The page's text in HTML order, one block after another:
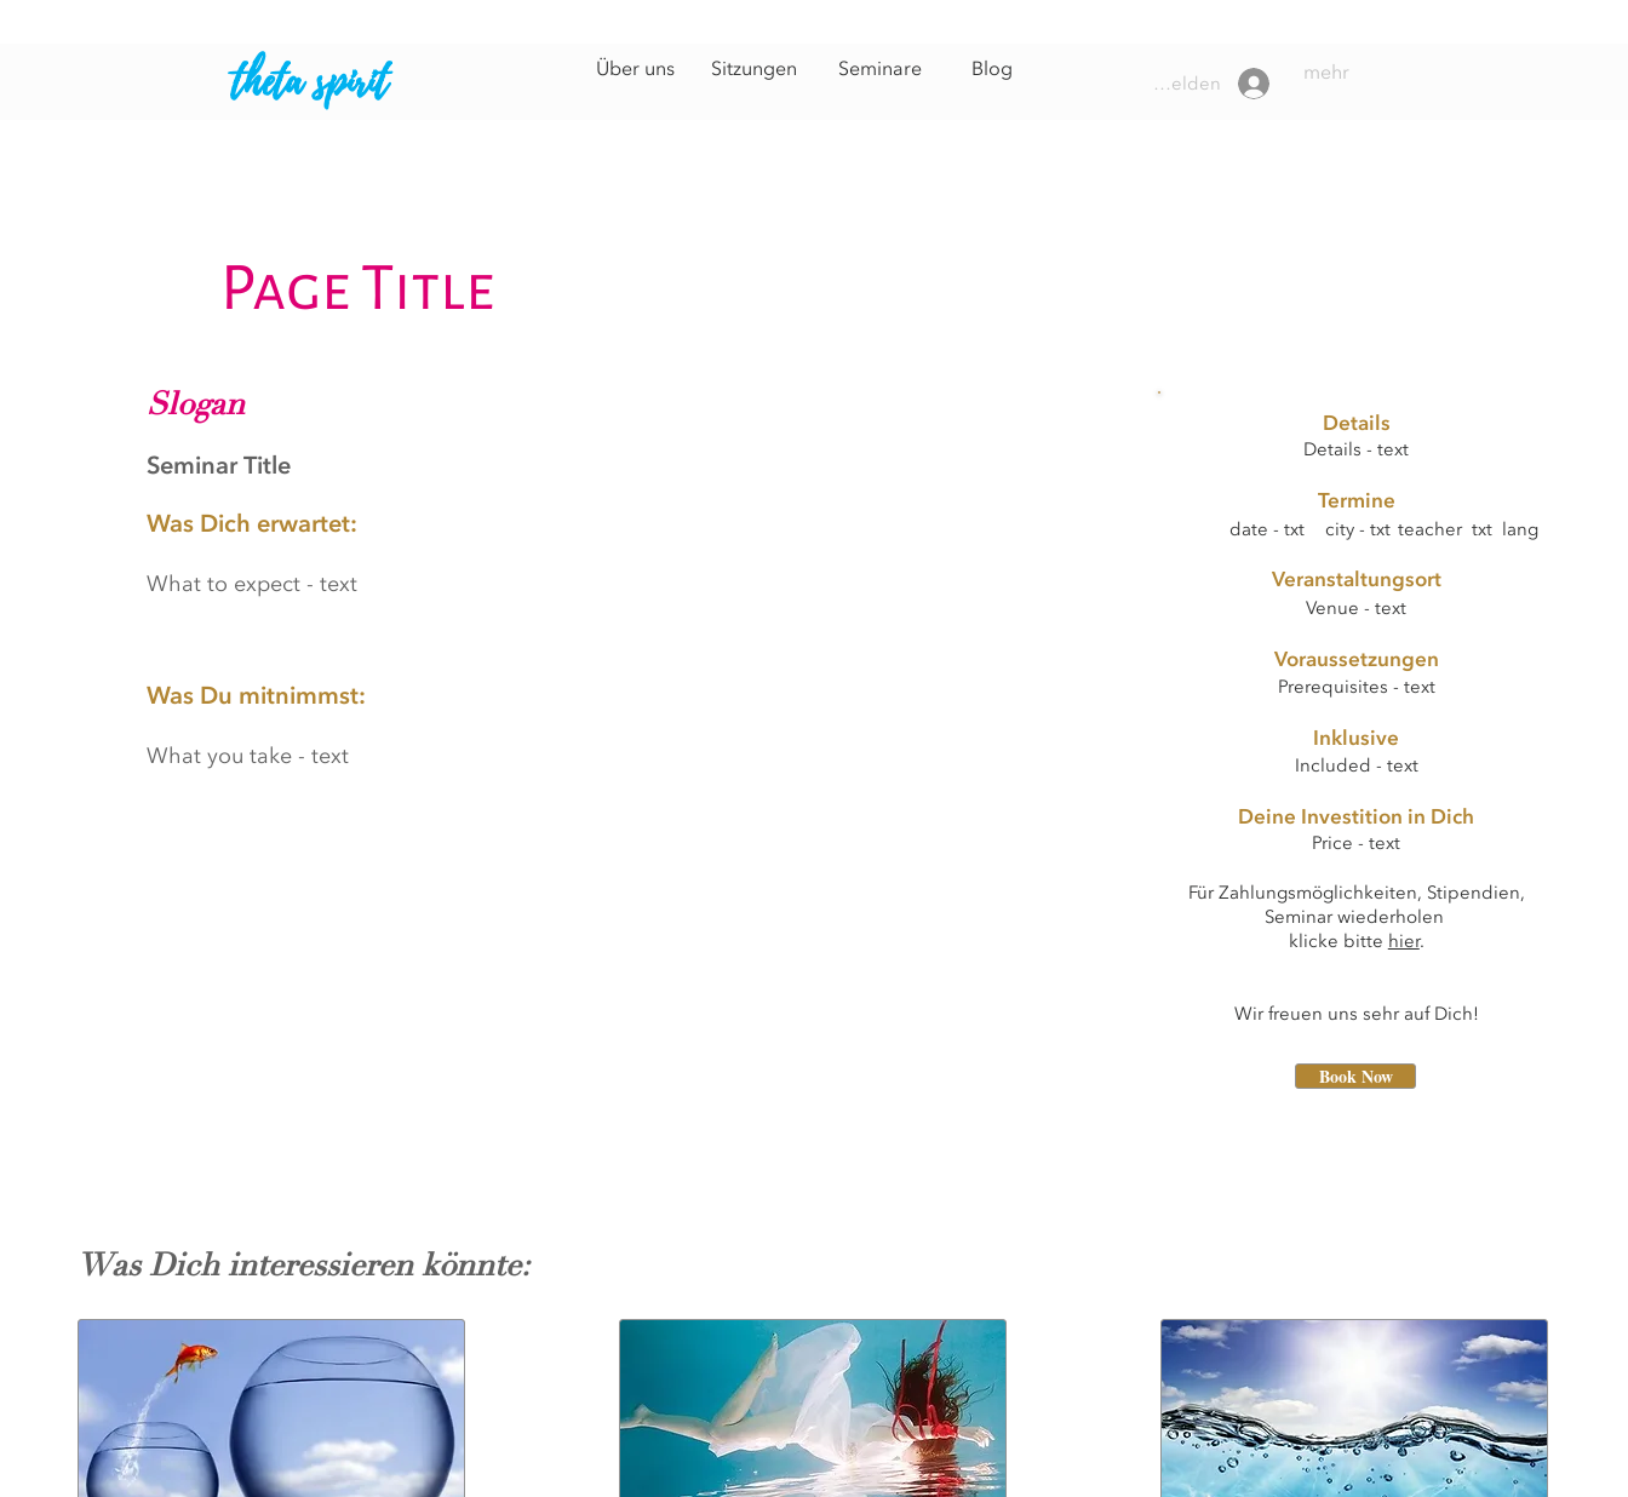
Anmelden
theta spirit Über uns Sitzungen Seminare Blog mehr
Page Title
Slogan
Seminar Title
Was Dich erwartet:
What to expect - text
Was Du mitnimmst:
What you take - text
Details
Details - text
Termine
date - txt city - txt teacher txt lang
Veranstaltungsort
Venue - text
Voraussetzungen
Prerequisites - text
Inklusive
Included - text
Deine Investition in Dich
Price - text
Für Zahlungsmöglichkeiten, Stipendien,
Seminar wiederholen
klicke bitte hier.​
Wir freuen uns sehr auf Dich!
Book Now
Was Dich interessieren könnte: